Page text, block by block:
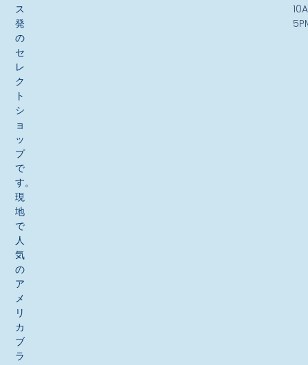
ス
発
の
セ
レ
ク
ト
シ
ョ
ッ
プ
で
す。
現
地
で
人
気
の
ア
メ
リ
カ
ブ
ラ